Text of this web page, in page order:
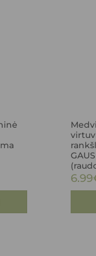
6.99